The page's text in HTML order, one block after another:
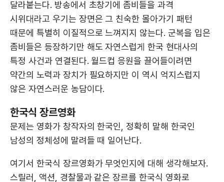
달라붙는다. 방송에서 초창기에 좀비들을 과격
시위대라고 우기는 장면은 그 친숙한 몰아가기 패턴
때문에 특별히 이질적으로 느껴지지 않는다. 군복을 입은
좀비들은 등장하기만 해도 자연스럽게 한국 현대사의
특정 사건과 연결된다. 월드컵 응원을 끌어들이려면
약간의 노력과 장치가 필요하지만 이 역시 억지스럽지
않은 자연스러운 농담이다.
한국식 장르영화
문제는 영화가 창작자의 한국인, 정확히 말해 한국인
남성의 정체성에 말려들 때 일어난다.
여기서 한국식 장르영화가 무엇인지에 대해 생각해보자.
스릴러, 액션, 경찰물과 같은 장르를 한국식 영화로